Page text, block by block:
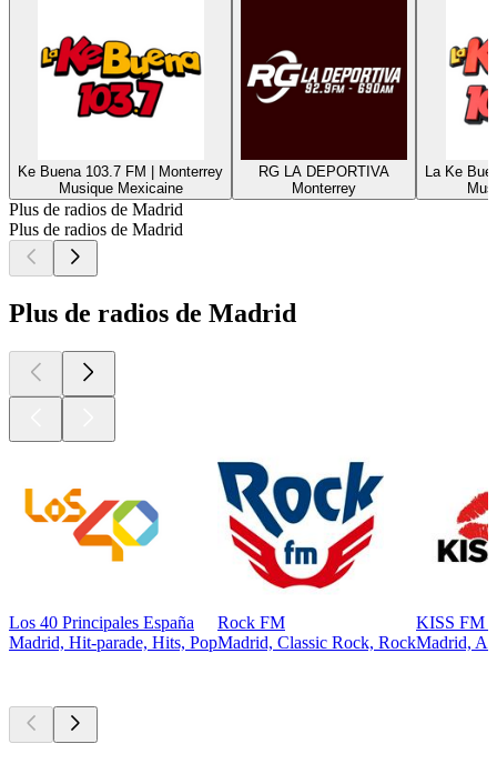
Ke Buena 103.7 FM | Monterrey
Musique Mexicaine
RG LA DEPORTIVA
Monterrey
La Ke
Plus de radios de Madrid
Plus de radios de Madrid
Plus de radios de Madrid
Los 40 Principales España
Madrid, Hit-parade, Hits, Pop
Rock FM
Madrid, Classic Rock, Rock
KISS FM
Madrid,